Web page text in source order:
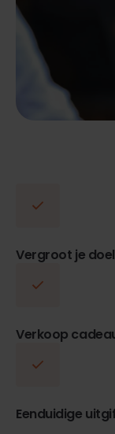
Vergroot je
Verkoop
Eenduidige